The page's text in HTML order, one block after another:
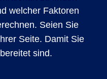
welcher Faktoren
Seien Sie
Seite. Damit Sie
sind.